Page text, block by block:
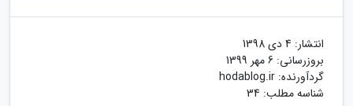
انتشار: 4 دی 1398
بروزرسانی: 6 مهر 1399
گردآورنده: hodablog.ir
شناسه مطلب: 34